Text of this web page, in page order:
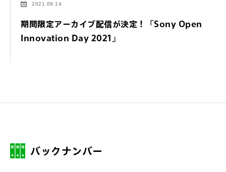
2021.09.14
期間限定アーカイブ配信が決定！「Sony Open
Innovation Day 2021」
バックナンバー